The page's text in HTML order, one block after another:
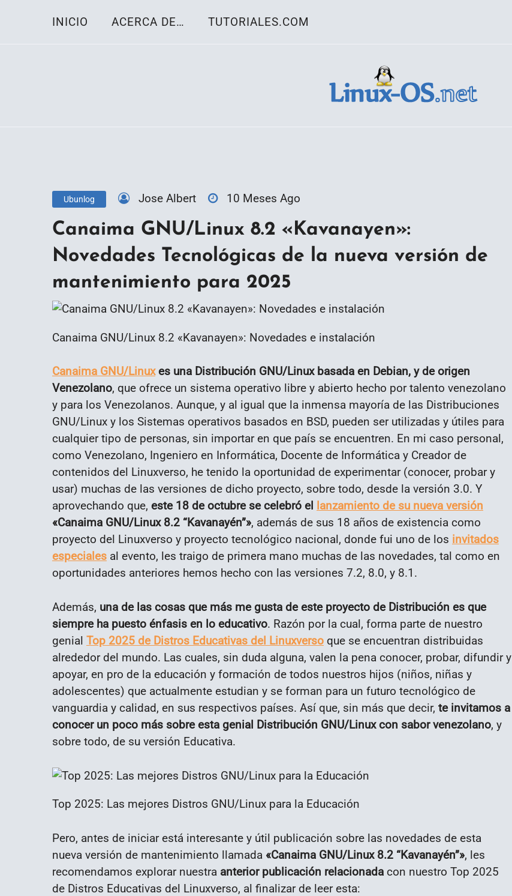
INICIO ACERCA DE… TUTORIALES.COM
Ubunlog Jose Albert 10 Meses Ago
Canaima GNU/Linux 8.2 «Kavanayen»:
Novedades Tecnológicas de la nueva versión de
mantenimiento para 2025
Canaima GNU/Linux 8.2 «Kavanayen»: Novedades e instalación
Canaima GNU/Linuxes una Distribución GNU/Linux basada en Debian, y de origen
Venezolano, que ofrece un sistema operativo libre y abierto hecho por talento venezolano
y para los Venezolanos. Aunque, y al igual que la inmensa mayoría de las Distribuciones
GNU/Linux y los Sistemas operativos basados en BSD, pueden ser utilizadas y útiles para
cualquier tipo de personas, sin importar en que país se encuentren. En mi caso personal,
como Venezolano, Ingeniero en Informática, Docente de Informática y Creador de
contenidos del Linuxverso, he tenido la oportunidad de experimentar (conocer, probar y
usar) muchas de las versiones de dicho proyecto, sobre todo, desde la versión 3.0. Y
aprovechando que, este 18 de octubre se celebró el lanzamiento de su nueva versión
«Canaima GNU/Linux 8.2 “Kavanayén”», además de sus 18 años de existencia como
proyecto del Linuxverso y proyecto tecnológico nacional, donde fui uno de los invitados
especiales al evento, les traigo de primera mano muchas de las novedades, tal como en
oportunidades anteriores hemos hecho con las versiones 7.2, 8.0, y 8.1.
Además, una de las cosas que más me gusta de este proyecto de Distribución es que
siempre ha puesto énfasis en lo educativo. Razón por la cual, forma parte de nuestro
genial Top 2025 de Distros Educativas del Linuxverso que se encuentran distribuidas
alrededor del mundo. Las cuales, sin duda alguna, valen la pena conocer, probar, difundir y
apoyar, en pro de la educación y formación de todos nuestros hijos (niños, niñas y
adolescentes) que actualmente estudian y se forman para un futuro tecnológico de
vanguardia y calidad, en sus respectivos países. Así que, sin más que decir, te invitamos a
conocer un poco más sobre esta genial Distribución GNU/Linux con sabor venezolano, y
sobre todo, de su versión Educativa.
Top 2025: Las mejores Distros GNU/Linux para la Educación
Pero, antes de iniciar está interesante y útil publicación sobre las novedades de esta
nueva versión de mantenimiento llamada «Canaima GNU/Linux 8.2 “Kavanayén”», les
recomendamos explorar nuestra anterior publicación relacionada con nuestro Top 2025
de Distros Educativas del Linuxverso, al finalizar de leer esta: